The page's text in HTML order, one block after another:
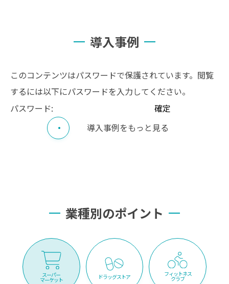
導入事例
このコンテンツはパスワードで保護されています。閲覧
するには以下にパスワードを入力してください。
パスワード:
導入事例をもっと見る
業種別のポイント
スーパー
マーケット ドラッグストア フィットネス
クラブ